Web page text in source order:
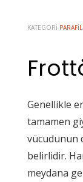
KATEGORI
Genellikle
tamamen
vücudunun
belirlidir.
meydana